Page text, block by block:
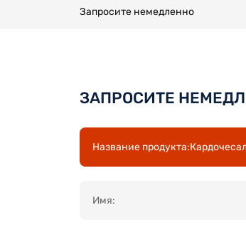
Запросите немедленно
ЗАПРОСИТЕ